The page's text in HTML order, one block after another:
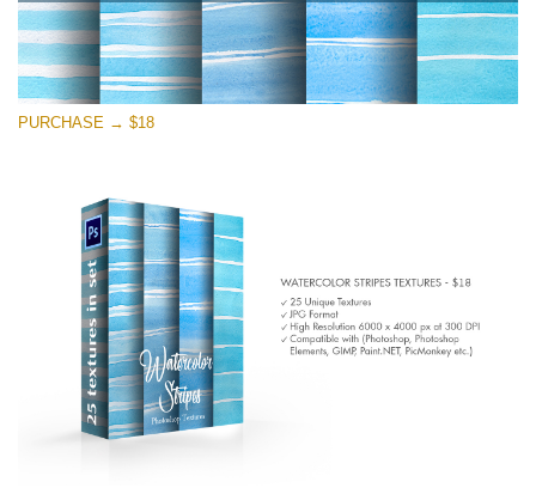
(1783 Overlays)
Large 6000*4000px
ดาวน์โหลดฟรี
PURCHASE → $18